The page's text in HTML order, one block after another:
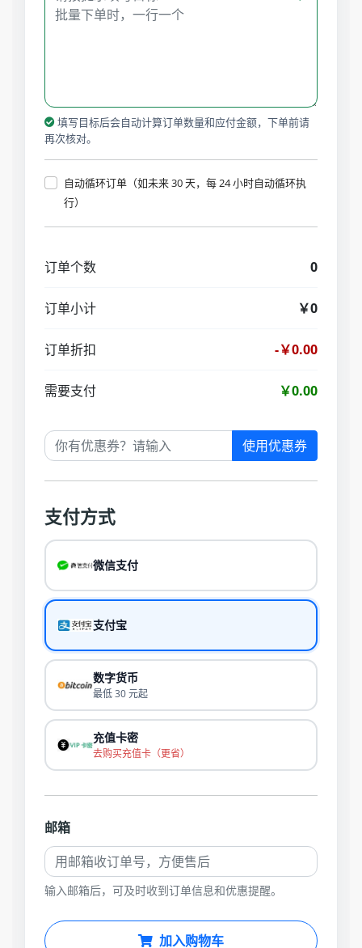
填写目标后会自动计算订单数量和应付金额，下单前请
再次核对。
自动循环订单（如未来 30 天，每 24 小时自动循环执
行）
订单个数 0
订单小计 ￥0
订单折扣 -￥0.00
需要支付 ￥0.00
使用优惠券
支付方式
微信支付
支付宝
数字货币
最低 30 元起
充值卡密
去购买充值卡（更省）
邮箱
输入邮箱后，可及时收到订单信息和优惠提醒。
加入购物车